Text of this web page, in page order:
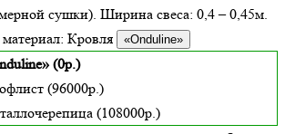
сушки). Ширина свеса: 0,4 – 0,45м.
Кровля «Onduline»
(0р.)
(96000р.)
(108000р.)